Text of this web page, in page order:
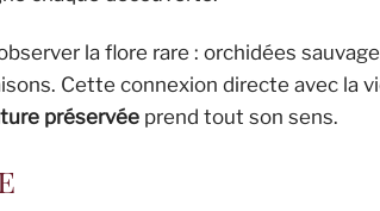
la flore rare : orchidées
Cette connexion directe avec la
préservée prend tout son sens.